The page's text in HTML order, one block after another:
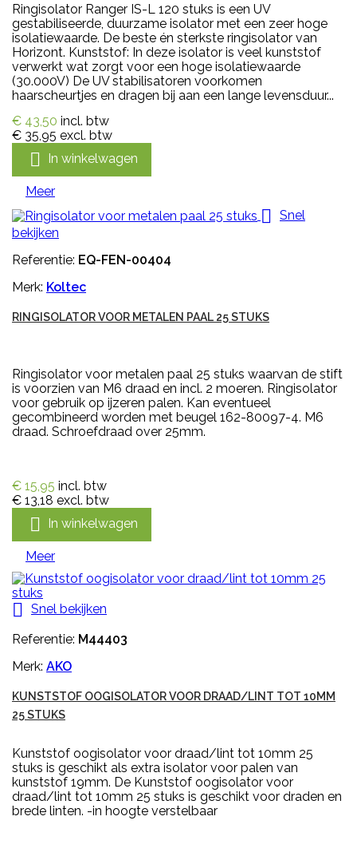
Ringisolator Ranger IS-L 120 stuks is een UV
gestabiliseerde, duurzame isolator met een zeer hoge
isolatiewaarde. De beste én sterkste ringisolator van
Horizont. Kunststof: In deze isolator is veel kunststof
verwerkt wat zorgt voor een hoge isolatiewaarde
(30.000V) De UV stabilisatoren voorkomen
haarscheurtjes en dragen bij aan een lange levensduur...
€ 43,50 incl. btw
€ 35,95 excl. btw
 In winkelwagen
Meer
 Snel
bekijken
Referentie: EQ-FEN-00404
Merk: Koltec
RINGISOLATOR VOOR METALEN PAAL 25 STUKS
Ringisolator voor metalen paal 25 stuks waarvan de stift
is voorzien van M6 draad en incl. 2 moeren. Ringisolator
voor gebruik op ijzeren palen. Kan eventueel
gecombineerd worden met beugel 162-80097-4. M6
draad. Schroefdraad over 25mm.
€ 15,95 incl. btw
€ 13,18 excl. btw
 In winkelwagen
Meer
 Snel bekijken
Referentie: M44403
Merk: AKO
KUNSTSTOF OOGISOLATOR VOOR DRAAD/LINT TOT 10MM
25 STUKS
Kunststof oogisolator voor draad/lint tot 10mm 25
stuks is geschikt als extra isolator voor palen van
kunststof 19mm. De Kunststof oogisolator voor
draad/lint tot 10mm 25 stuks is geschikt voor draden en
brede linten. -in hoogte verstelbaar